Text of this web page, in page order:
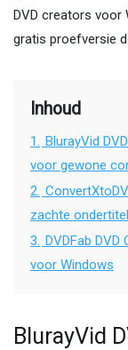
DVD creators voor
gratis proefversie
Inhoud
1.
BlurayVid
voor gewone
2.
zachte
3. DVDFab
voor Windows
BlurayVid